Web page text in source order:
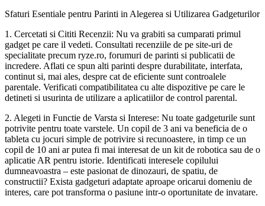
Sfaturi Esentiale pentru Parinti in Alegerea si Utilizarea Gadgeturilor
1. Cercetati si Cititi Recenzii: Nu va grabiti sa cumparati primul
gadget pe care il vedeti. Consultati recenziile de pe site-uri de
specialitate precum ryze.ro, forumuri de parinti si publicatii de
incredere. Aflati ce spun alti parinti despre durabilitate, interfata,
continut si, mai ales, despre cat de eficiente sunt controalele
parentale. Verificati compatibilitatea cu alte dispozitive pe care le
detineti si usurinta de utilizare a aplicatiilor de control parental.
2. Alegeti in Functie de Varsta si Interese: Nu toate gadgeturile sunt
potrivite pentru toate varstele. Un copil de 3 ani va beneficia de o
tableta cu jocuri simple de potrivire si recunoastere, in timp ce un
copil de 10 ani ar putea fi mai interesat de un kit de robotica sau de o
aplicatie AR pentru istorie. Identificati interesele copilului
dumneavoastra – este pasionat de dinozauri, de spatiu, de
constructii? Exista gadgeturi adaptate aproape oricarui domeniu de
interes, care pot transforma o pasiune intr-o oportunitate de invatare.